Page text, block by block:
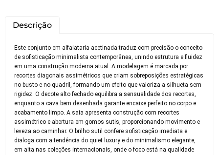
Descrição
Este conjunto em alfaiataria acetinada traduz com precisão o conceito
de sofisticação minimalista contemporânea, unindo estrutura e fluidez
em uma construção moderna atual. A modelagem é marcada por
recortes diagonais assimétricos que criam sobreposições estratégicas
no busto e no quadril, formando um efeito que valoriza a silhueta sem
rigidez. O decote alto fechado equilibra a sensualidade dos recortes,
enquanto a cava bem desenhada garante encaixe perfeito no corpo e
acabamento limpo. A saia apresenta construção com recortes
assimétrico e abertura em gomos sutis, proporcionando movimento e
leveza ao caminhar. O brilho sutil confere sofisticação imediata e
dialoga com a tendência do quiet luxury e do minimalismo elegante,
em alta nas coleções internacionais, onde o foco está na qualidade